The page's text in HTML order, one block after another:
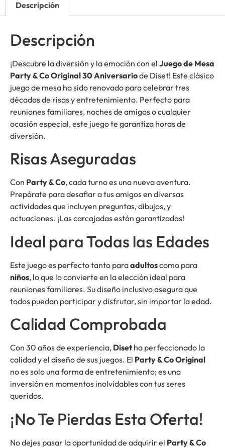
Descripción
Descripción
¡Descubre la diversión y la emoción con el Juego de Mesa
Party & Co Original 30 Aniversariode Diset! Este clásico
juego de mesa ha sido renovado para celebrar tres
décadas de risas y entretenimiento. Perfecto para
reuniones familiares, noches de amigos o cualquier
ocasión especial, este juego te garantiza horas de
diversión.
Risas Aseguradas
Con Party & Co, cada turno es una nueva aventura.
Prepárate para desafiar a tus amigos en diversas
actividades que incluyen preguntas, dibujos, y
actuaciones. ¡Las carcajadas están garantizadas!
Ideal para Todas las Edades
Este juego es perfecto tanto paraadultoscomo para
niños, lo que lo convierte en la elección ideal para
reuniones familiares. Su diseño inclusivo asegura que
todos puedan participar y disfrutar, sin importar la edad.
Calidad Comprobada
Con 30 años de experiencia, Disetha perfeccionado la
calidad y el diseño de sus juegos. El Party & Co Original
no es solo una forma de entretenimiento; es una
inversión en momentos inolvidables con tus seres
queridos.
¡No Te Pierdas Esta Oferta!
No dejes pasar la oportunidad de adquirir el Party & Co